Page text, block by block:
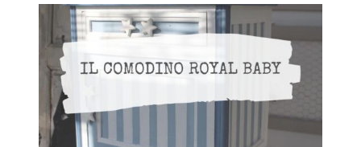
La
trasformazione
un
comodino